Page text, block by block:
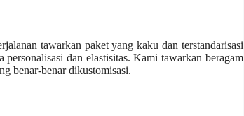
tawarkan paket yang kaku dan terstandarisasi
dan elastisitas. Kami tawarkan beragam
benar-benar dikustomisasi.